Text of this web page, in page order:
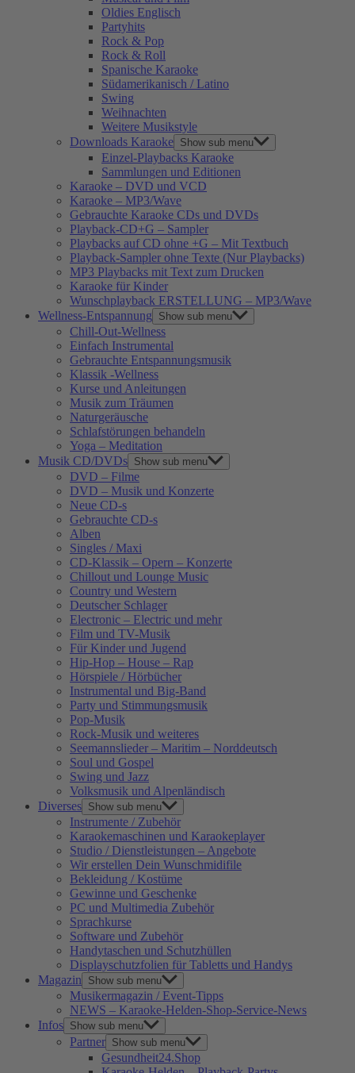
Oldies Englisch
Partyhits
Rock & Pop
Rock & Roll
Spanische Karaoke
Südamerikanisch / Latino
Swing
Weihnachten
Weitere Musikstyle
Downloads Karaoke Show sub menu
Einzel-Playbacks Karaoke
Sammlungen und Editionen
Karaoke – DVD und VCD
Karaoke – MP3/Wave
Gebrauchte Karaoke CDs und DVDs
Playback-CD+G – Sampler
Playbacks auf CD ohne +G – Mit Textbuch
Playback-Sampler ohne Texte (Nur Playbacks)
MP3 Playbacks mit Text zum Drucken
Karaoke für Kinder
Wunschplayback ERSTELLUNG – MP3/Wave
Wellness-Entspannung
Show sub menu
Chill-Out-Wellness
Einfach Instrumental
Gebrauchte Entspannungsmusik
Klassik -Wellness
Kurse und Anleitungen
Musik zum Träumen
Naturgeräusche
Schlafstörungen behandeln
Yoga – Meditation
Musik CD/DVDs Show sub menu
DVD – Filme
DVD – Musik und Konzerte
Neue CD-s
Gebrauchte CD-s
Alben
Singles / Maxi
CD-Klassik – Opern – Konzerte
Chillout und Lounge Music
Country und Western
Deutscher Schlager
Electronic – Electric und mehr
Film und TV-Musik
Für Kinder und Jugend
Hip-Hop – House – Rap
Hörspiele / Hörbücher
Instrumental und Big-Band
Party und Stimmungsmusik
Pop-Musik
Rock-Musik und weiteres
Seemannslieder – Maritim – Norddeutsch
Soul und Gospel
Swing und Jazz
Volksmusik und Alpenländisch
Diverses Show sub menu
Instrumente / Zubehör
Karaokemaschinen und Karaokeplayer
Studio / Dienstleistungen – Angebote
Wir erstellen Dein Wunschmidifile
Bekleidung / Kostüme
Gewinne und Geschenke
PC und Multimedia Zubehör
Sprachkurse
Software und Zubehör
Handytaschen und Schutzhüllen
Displayschutzfolien für Tabletts und Handys
Magazin
Show sub menu
Musikermagazin / Event-Tipps
NEWS – Karaoke-Helden-Shop-Service-News
Infos Show sub menu
Partner Show sub menu
Gesundheit24.Shop